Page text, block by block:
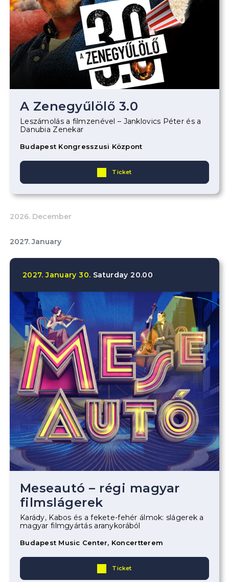
A Zenegyűlölő 3.0
Leszámolás a filmzenével – Janklovics Péter és a
Danubia Zenekar
Budapest Kongresszusi Központ
Ticket
2026. December
2027. January
2027. January 30. Saturday 20.00
Meseautó – régi magyar
filmslágerek
Karády, Kabos és a fekete-fehér álmok: slágerek a
magyar filmgyártás aranykorából
Budapest Music Center, Koncertterem
Ticket